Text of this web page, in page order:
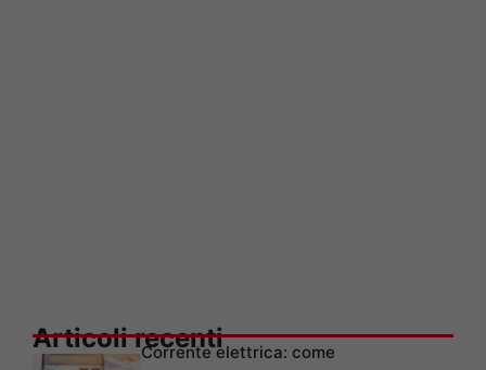
Articoli recentiCorrente elettrica: come